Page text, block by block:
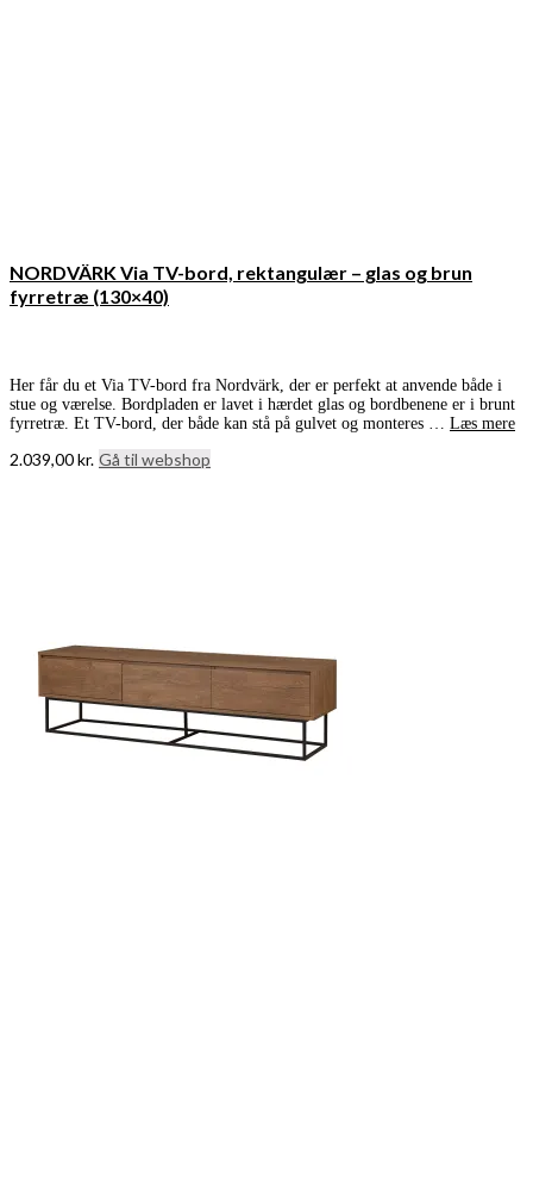
NORDVÄRK Via TV-bord, rektangulær – glas og brun
fyrretræ (130×40)
Her får du et Via TV-bord fra Nordvärk, der er perfekt at anvende både i
stue og værelse. Bordpladen er lavet i hærdet glas og bordbenene er i brunt
fyrretræ. Et TV-bord, der både kan stå på gulvet og monteres … Læs mere
2.039,00kr. Gå til webshop